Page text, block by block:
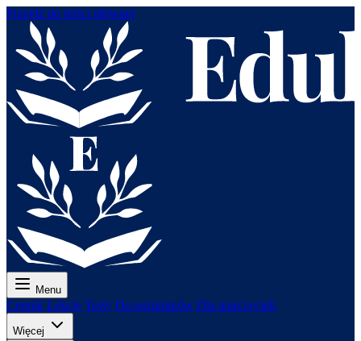
Przejdź do treści głównej
Menu
Cennik Lekcje Testy Do egzaminów Dla nauczycieli
Więcej